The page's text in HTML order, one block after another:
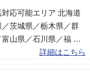
応可能エリア 北海道
茨城県／栃木県／群
富山県／石川県／福 …
詳細はこちら